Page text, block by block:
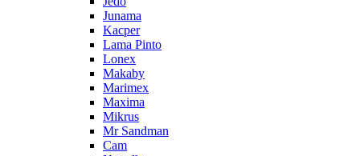
Junama
Kacper
Lama Pinto
Lonex
Makaby
Marimex
Maxima
Mikrus
Mr Sandman
Cam